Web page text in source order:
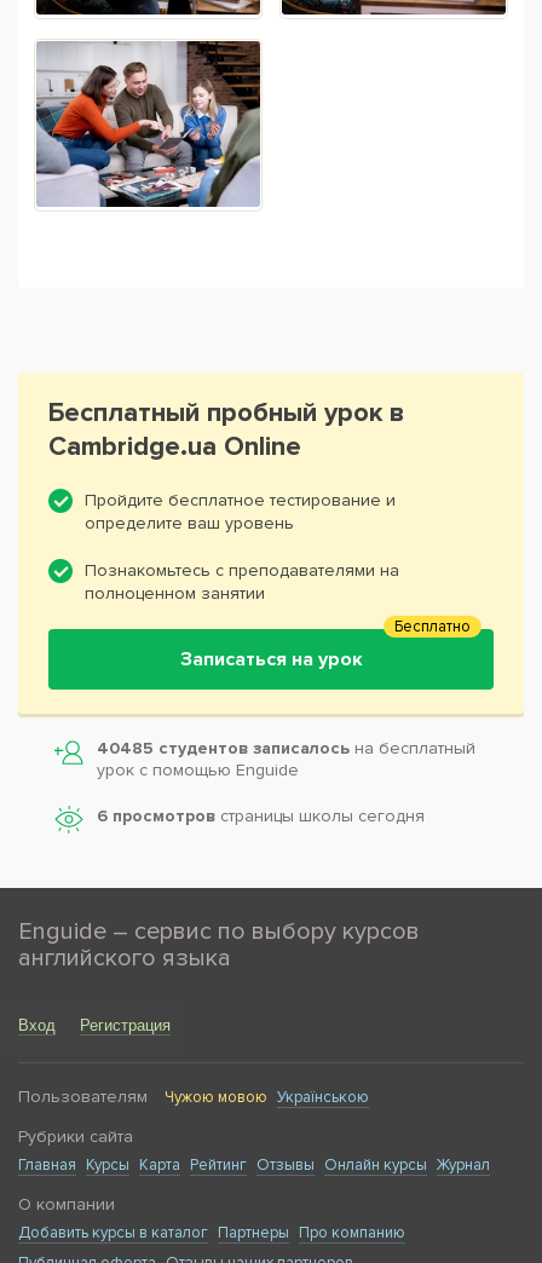
Бесплатный пробный урок в
Cambridge.ua Online
Пройдите бесплатное тестирование и
определите ваш уровень
Познакомьтесь с преподавателями на
полноценном занятии
Записаться на урок
Бесплатно
40485 студентов записалось на бесплатный
урок с помощью Enguide
6 просмотров страницы школы сегодня
Enguide – сервис по выбору курсов
английского языка
Вход Регистрация
Пользователям Чужою мовою Українською
Рубрики сайта
Главная Курсы Карта Рейтинг Отзывы Онлайн курсы Журнал
О компании
Добавить курсы в каталог Партнеры
Про компанию